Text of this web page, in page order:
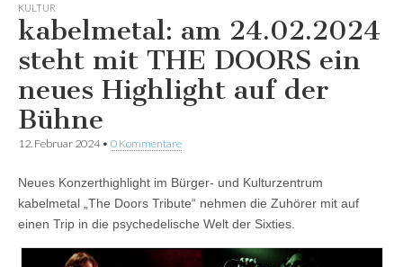
KULTUR
kabelmetal: am 24.02.2024
steht mit THE DOORS ein
neues Highlight auf der
Bühne
12. Februar 2024• 0 Kommentare
Neues Konzerthighlight im Bürger- und Kulturzentrum
kabelmetal „The Doors Tribute“ nehmen die Zuhörer mit auf
einen Trip in die psychedelische Welt der Sixties.